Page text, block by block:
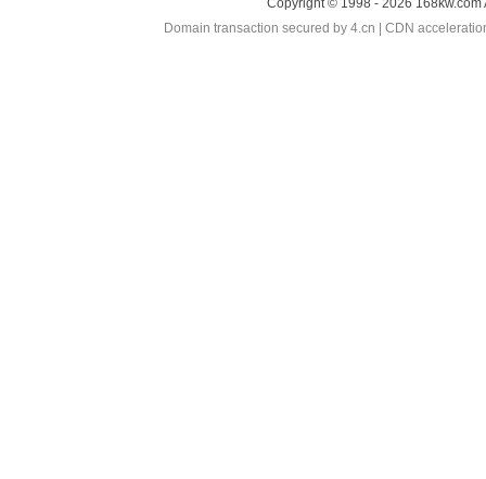
Copyright © 1998 - 2026 168kw.com
Domain transaction secured by 4.cn | CDN